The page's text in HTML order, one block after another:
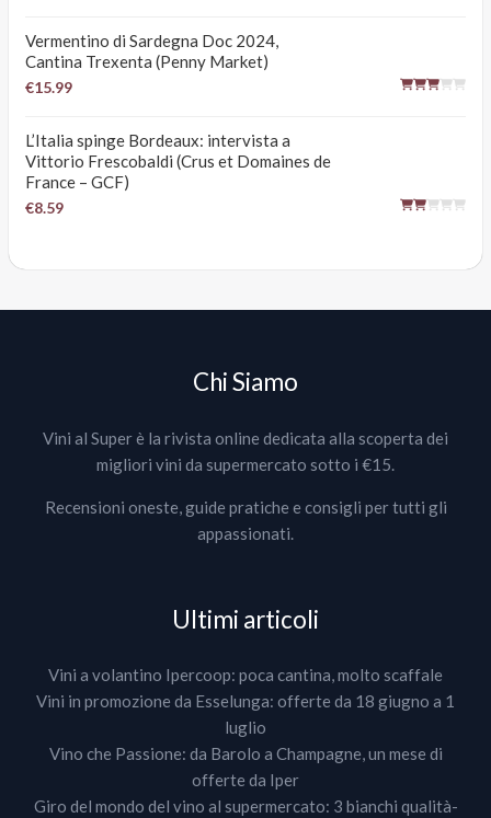
Vermentino di Sardegna Doc 2024,
Cantina Trexenta (Penny Market)
€15.99
L’Italia spinge Bordeaux: intervista a
Vittorio Frescobaldi (Crus et Domaines de
France – GCF)
€8.59
Chi Siamo
Vini al Super è la rivista online dedicata alla scoperta dei
migliori vini da supermercato sotto i €15.
Recensioni oneste, guide pratiche e consigli per tutti gli
appassionati.
Ultimi articoli
Vini a volantino Ipercoop: poca cantina, molto scaffale
Vini in promozione da Esselunga: offerte da 18 giugno a 1
luglio
Vino che Passione: da Barolo a Champagne, un mese di
offerte da Iper
Giro del mondo del vino al supermercato: 3 bianchi qualità-